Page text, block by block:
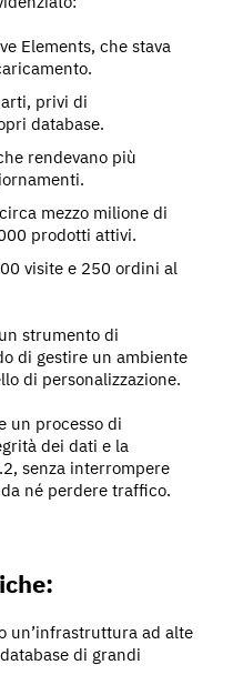
Elements, che stava
privi di
database.
rendevano più
mezzo milione di
prodotti attivi.
visite e 250 ordini al
strumento di
di gestire un ambiente
di personalizzazione.
un processo di
dei dati e la
senza interrompere
né perdere traffico.
un’infrastruttura ad alte
di grandi